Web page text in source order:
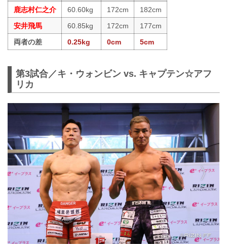
鹿志村仁之介
60.60kg 172cm
182cm
安井飛馬
60.85kg 172cm
177cm
両者の差
0.25kg 0cm 5cm
第3試合／キ・ウォンビン vs. キャプテン☆アフ
リカ